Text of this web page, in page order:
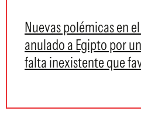
Nuevas polémicas en
anulado a Egipto por
falta inexistente que